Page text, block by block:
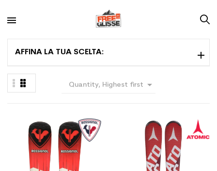
AFFINA LA TUA SCELTA:
Quantity, Highest first 